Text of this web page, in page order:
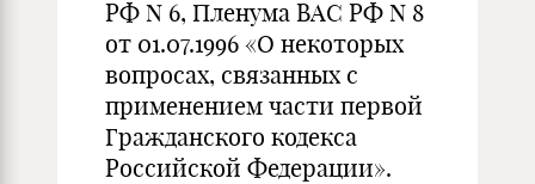
РФ N 6, Пленума ВАС РФ N 8
от 01.07.1996 «О некоторых
вопросах, связанных с
применением части первой
Гражданского кодекса
Российской Федерации».